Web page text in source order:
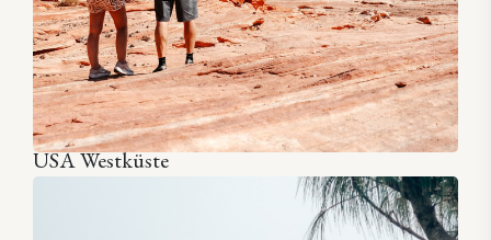
USA Westküste